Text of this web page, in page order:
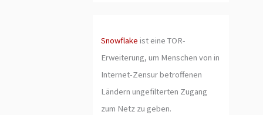
Snowflake ist eine TOR-
Erweiterung, um Menschen von in
Internet-Zensur betroffenen
Ländern ungefilterten Zugang
zum Netz zu geben.